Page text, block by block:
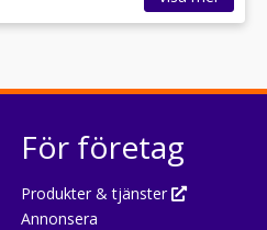
För företag
Produkter & tjänster
Annonsera